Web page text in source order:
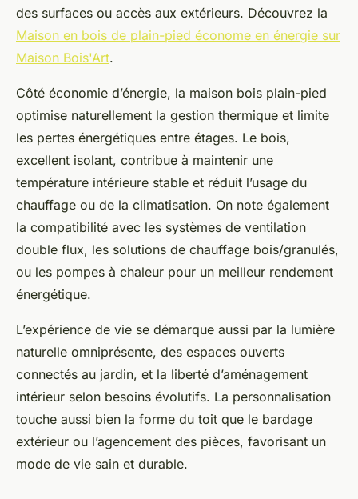
des surfaces ou accès aux extérieurs. Découvrez la
Maison en bois de plain-pied économe en énergie sur
Maison Bois'Art.
Côté économie d’énergie, la maison bois plain-pied
optimise naturellement la gestion thermique et limite
les pertes énergétiques entre étages. Le bois,
excellent isolant, contribue à maintenir une
température intérieure stable et réduit l’usage du
chauffage ou de la climatisation. On note également
la compatibilité avec les systèmes de ventilation
double flux, les solutions de chauffage bois/granulés,
ou les pompes à chaleur pour un meilleur rendement
énergétique.
L’expérience de vie se démarque aussi par la lumière
naturelle omniprésente, des espaces ouverts
connectés au jardin, et la liberté d’aménagement
intérieur selon besoins évolutifs. La personnalisation
touche aussi bien la forme du toit que le bardage
extérieur ou l’agencement des pièces, favorisant un
mode de vie sain et durable.